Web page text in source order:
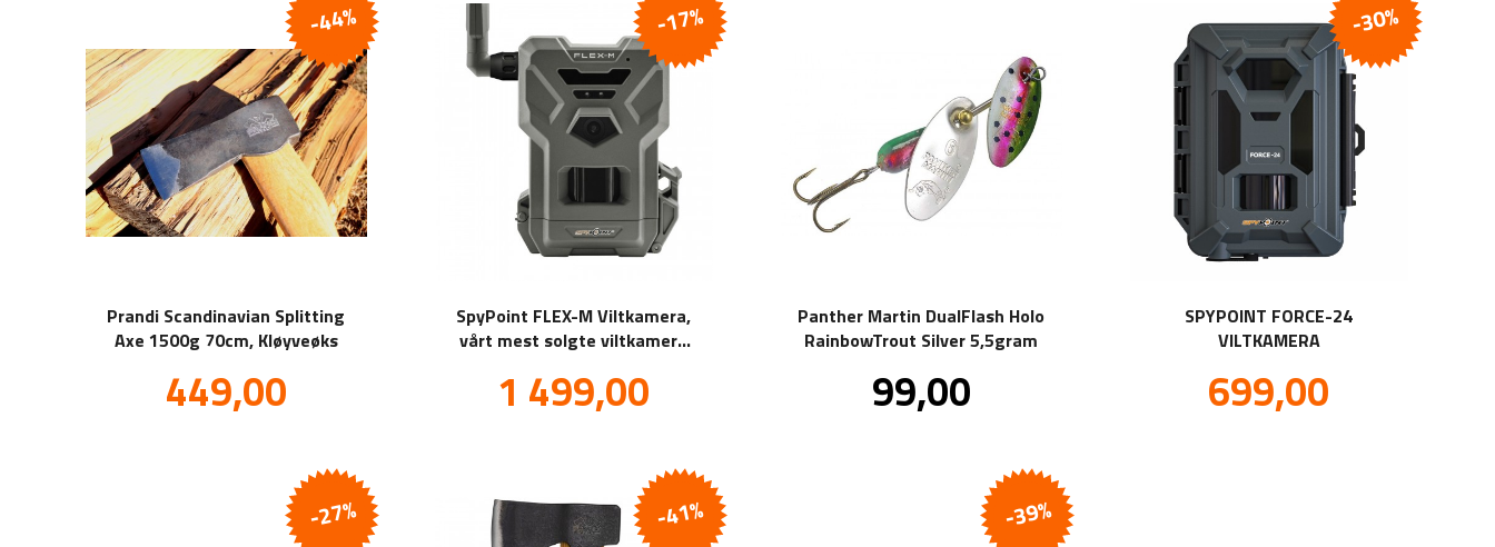
Prandi Scandinavian Splitting
Axe 1500g 70cm, Kløyveøks
Tilbud
449,00
-44%
inkl.
mva.
SpyPoint FLEX-M Viltkamera,
vårt mest solgte viltkamera
pr kamera, pr.mnd!)
Tilbud
1 499,00
-17%
Panther Martin DualFlash Holo
RainbowTrout Silver 5,5gram
Pris
99,00inkl.
mva.
SPYPOINT FORCE-24
VILTKAMERA
Tilbud
699,00
-30%
-27% -41% -39%